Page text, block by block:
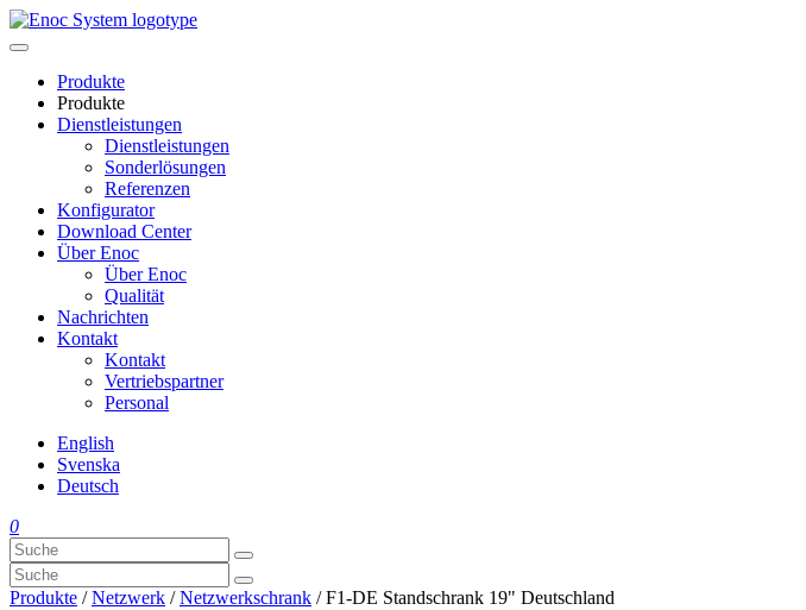
Skip
to
Produkte
Produkte
Dienstleistungen
Dienstleistungen
Sonderlösungen
Referenzen
Konfigurator
Download Center
Über Enoc
Über Enoc
Qualität
Nachrichten
Kontakt
Kontakt
Vertriebspartner
Personal
English
Svenska
Deutsch
0
Produkte /Netzwerk /Netzwerkschrank / F1-DE Standschrank 19" Deutschland